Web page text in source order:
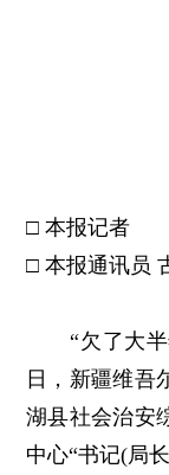
□ 本报记者
□ 本报通讯员
“欠了大半
日，新疆维吾
湖县社会治安
中心“书记(局